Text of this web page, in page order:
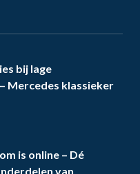
bij lage
Mercedes klassieker
is online – Dé
van